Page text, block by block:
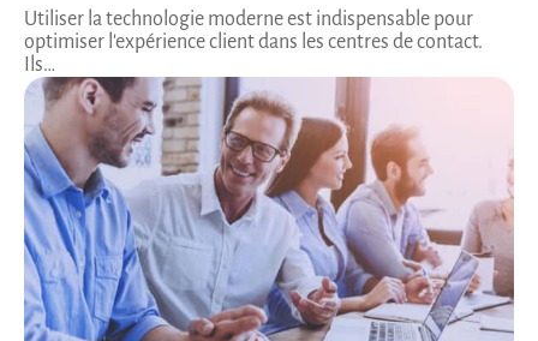
Utiliser la technologie moderne est indispensable pour
optimiser l'expérience client dans les centres de contact.
Ils…